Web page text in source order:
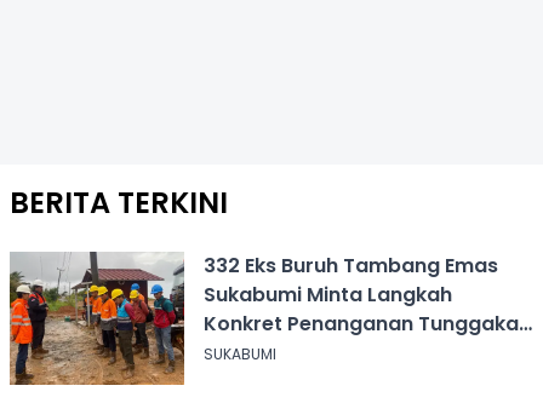
BERITA TERKINI
332 Eks Buruh Tambang Emas
Sukabumi Minta Langkah
Konkret Penanganan Tunggakan
Gaji Rp8,4 Miliar
SUKABUMI